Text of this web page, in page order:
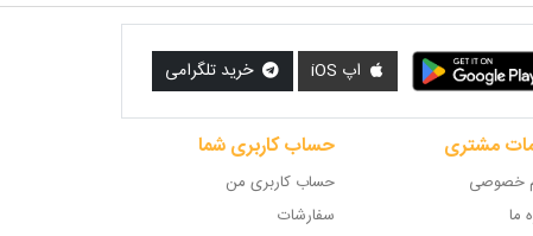
اپ iOS خرید تلگرامی
مشتری
خصوصی
ما
حساب کاربری شما
حساب کاربری من
سفارشات